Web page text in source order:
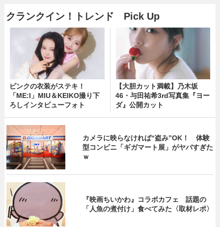
クランクイン！トレンド Pick Up
ピンクの衣装がステキ！
「ME:I」MIU＆KEIKO撮り下
ろしインタビューフォト
【大胆カット満載】乃木坂
46・与田祐希3rd写真集『ヨー
ダ』公開カット
カメラに映らなければ“盗み”OK！ 体験
型コンビニ「ギガマート展」がヤバすぎた
ｗ
『映画ちいかわ』コラボカフェ 話題の
「人魚の煮付け」食べてみた〈取材レポ〉